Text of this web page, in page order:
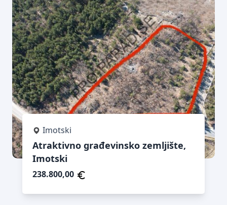
Imotski
Atraktivno građevinsko zemljište,
Imotski
238.800,00